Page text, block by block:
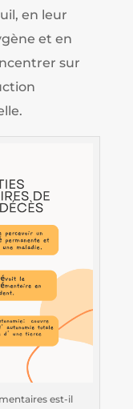
en leur
et en
sur
est-il